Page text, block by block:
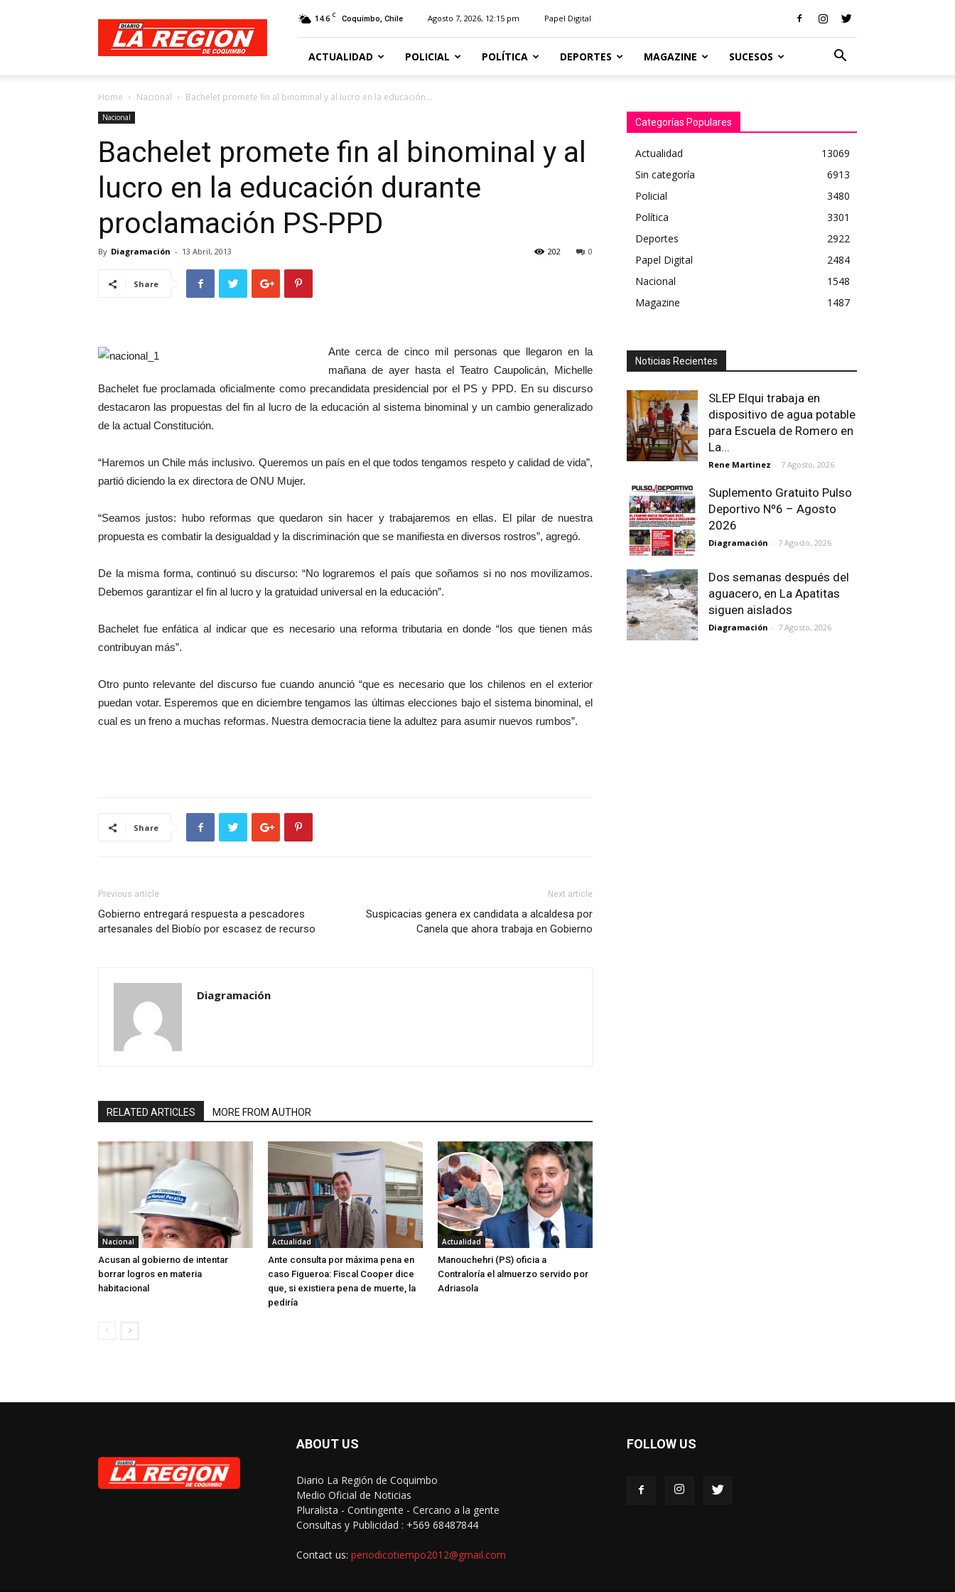
Diario
Región
14.6 C Coquimbo, Chile Agosto 7, 2026, 12:15 pm Papel Digital
ACTUALIDAD POLICIAL POLÍTICA DEPORTES MAGAZINE SUCESOS
Home Nacional Bachelet promete fin al binominal y al lucro en la educación...
Nacional
Bachelet promete fin al binominal y al
lucro en la educación durante
proclamación PS-PPD
By Diagramación - 13 Abril, 2013 0
202
Share
Ante cerca de cinco mil personas que llegaron en la
mañana de ayer hasta el Teatro Caupolicán, Michelle
Bachelet fue proclamada oficialmente como precandidata presidencial por el PS y PPD. En su discurso
destacaron las propuestas del fin al lucro de la educación al sistema binominal y un cambio generalizado
de la actual Constitución.
“Haremos un Chile más inclusivo. Queremos un país en el que todos tengamos respeto y calidad de vida”,
partió diciendo la ex directora de ONU Mujer.
“Seamos justos: hubo reformas que quedaron sin hacer y trabajaremos en ellas. El pilar de nuestra
propuesta es combatir la desigualdad y la discriminación que se manifiesta en diversos rostros”, agregó.
De la misma forma, continuó su discurso: “No lograremos el país que soñamos si no nos movilizamos.
Debemos garantizar el fin al lucro y la gratuidad universal en la educación”.
Bachelet fue enfática al indicar que es necesario una reforma tributaria en donde “los que tienen más
contribuyan más”.
Otro punto relevante del discurso fue cuando anunció “que es necesario que los chilenos en el exterior
puedan votar. Esperemos que en diciembre tengamos las últimas elecciones bajo el sistema binominal, el
cual es un freno a muchas reformas. Nuestra democracia tiene la adultez para asumir nuevos rumbos”.
Share
Previous article
Gobierno entregará respuesta a pescadores
artesanales del Biobío por escasez de recurso
Next article
Suspicacias genera ex candidata a alcaldesa por
Canela que ahora trabaja en Gobierno
Diagramación
RELATED ARTICLES MORE FROM AUTHOR
Nacional
Acusan al gobierno de intentar
borrar logros en materia
habitacional
Actualidad
Ante consulta por máxima pena en
caso Figueroa: Fiscal Cooper dice
que, si existiera pena de muerte, la
pediría
Actualidad
Manouchehri (PS) oficia a
Contraloría el almuerzo servido por
Adriasola
Categorías Populares
Actualidad
13069
Sin categoría
6913
Policial
3480
Política
3301
Deportes
2922
Papel Digital
2484
Nacional
1548
Magazine
1487
Noticias Recientes
SLEP Elqui trabaja en
dispositivo de agua potable
para Escuela de Romero en
La...
Rene Martinez - 7 Agosto, 2026
Suplemento Gratuito Pulso
Deportivo Nº6 – Agosto
2026
Diagramación - 7 Agosto, 2026
Dos semanas después del
aguacero, en La Apatitas
siguen aislados
Diagramación - 7 Agosto, 2026
ABOUT US
Diario La Región de Coquimbo
Medio Oficial de Noticias
Pluralista - Contingente - Cercano a la gente
Consultas y Publicidad : +569 68487844
Contact us: periodicotiempo2012@gmail.com
FOLLOW US